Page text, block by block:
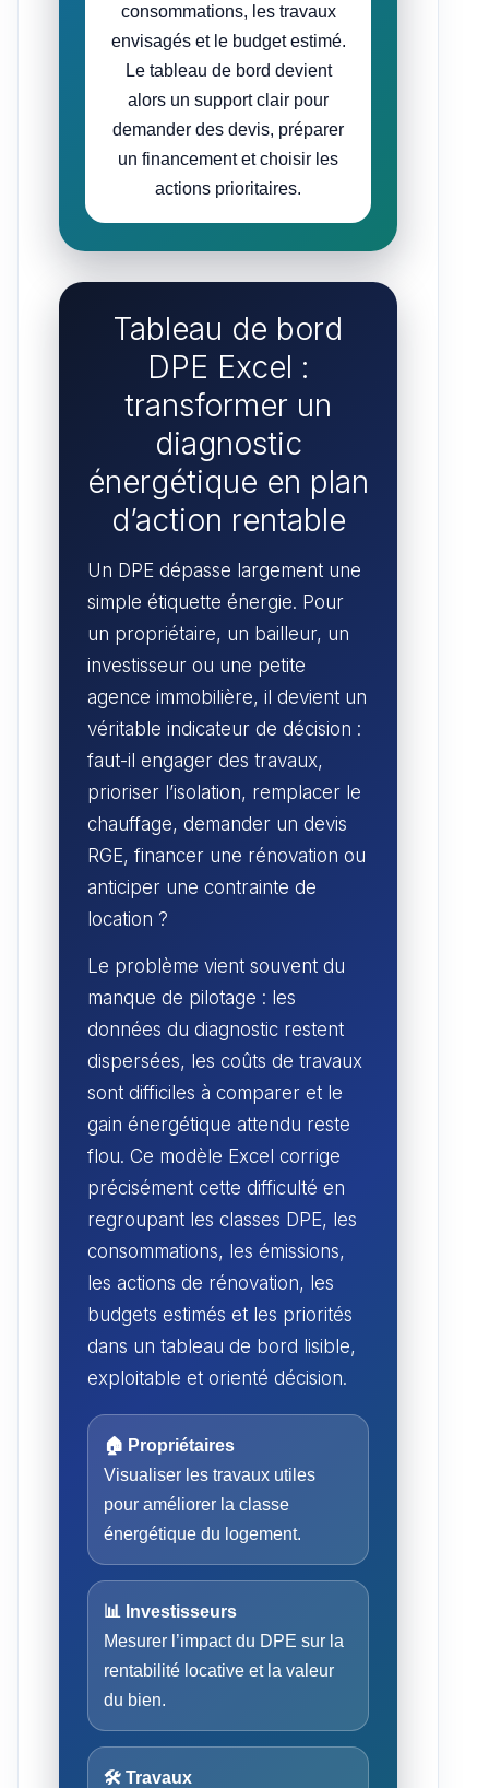
consommations, les travaux
envisagés et le budget estimé.
Le tableau de bord devient
alors un support clair pour
demander des devis, préparer
un financement et choisir les
actions prioritaires.
Tableau de bord
DPE Excel :
transformer un
diagnostic
énergétique en plan
d’action rentable
Un DPE dépasse largement une
simple étiquette énergie. Pour
un propriétaire, un bailleur, un
investisseur ou une petite
agence immobilière, il devient un
véritable indicateur de décision :
faut-il engager des travaux,
prioriser l’isolation, remplacer le
chauffage, demander un devis
RGE, financer une rénovation ou
anticiper une contrainte de
location ?
Le problème vient souvent du
manque de pilotage : les
données du diagnostic restent
dispersées, les coûts de travaux
sont difficiles à comparer et le
gain énergétique attendu reste
flou. Ce modèle Excel corrige
précisément cette difficulté en
regroupant les classes DPE, les
consommations, les émissions,
les actions de rénovation, les
budgets estimés et les priorités
dans un tableau de bord lisible,
exploitable et orienté décision.
🏠 Propriétaires
Visualiser les travaux utiles
pour améliorer la classe
énergétique du logement.
📊 Investisseurs
Mesurer l’impact du DPE sur la
rentabilité locative et la valeur
du bien.
🛠️ Travaux